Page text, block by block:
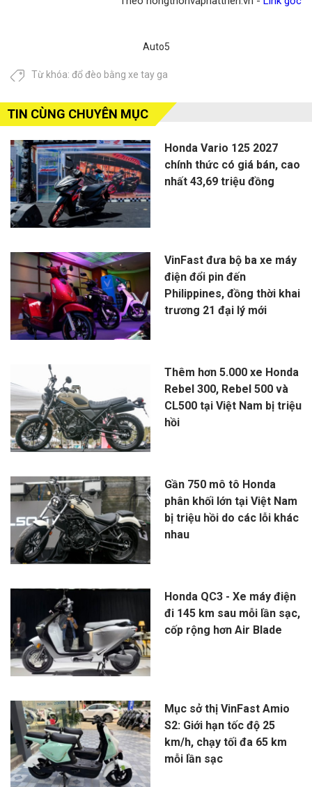
Auto5
Từ khóa: đổ đèo bằng xe tay ga
TIN CÙNG CHUYÊN MỤC
Honda Vario 125 2027
chính thức có giá bán, cao
nhất 43,69 triệu đồng
VinFast đưa bộ ba xe máy
điện đổi pin đến
Philippines, đồng thời khai
trương 21 đại lý mới
Thêm hơn 5.000 xe Honda
Rebel 300, Rebel 500 và
CL500 tại Việt Nam bị triệu
hồi
Gần 750 mô tô Honda
phân khối lớn tại Việt Nam
bị triệu hồi do các lỗi khác
nhau
Honda QC3 - Xe máy điện
đi 145 km sau mỗi lần sạc,
cốp rộng hơn Air Blade
Mục sở thị VinFast Amio
S2: Giới hạn tốc độ 25
km/h, chạy tối đa 65 km
mỗi lần sạc